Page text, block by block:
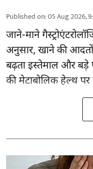
Published on:05 Aug 2026,
जाने-माने
अनुसार, खाने की
बढ़ता इस्तेमाल और बड़े
की मेटाबोलिक हेल्थ